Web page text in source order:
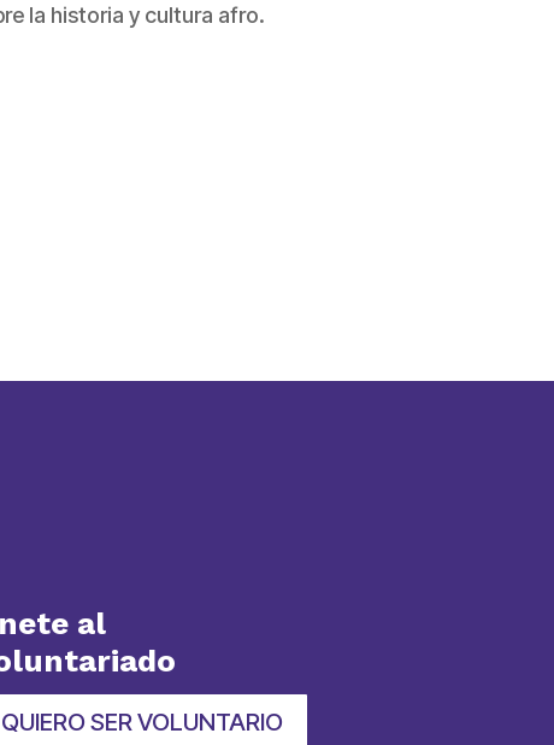
la historia y cultura afro.
al
QUIERO SER VOLUNTARIO